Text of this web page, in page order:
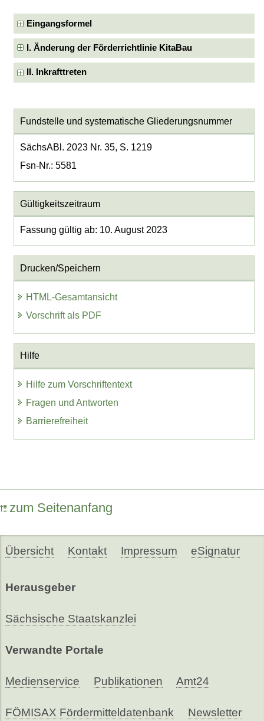
Eingangsformel
I. Änderung der Förderrichtlinie KitaBau
II. Inkrafttreten
Fundstelle und systematische Gliederungsnummer
SächsABl. 2023 Nr. 35, S. 1219
Fsn-Nr.: 5581
Gültigkeitszeitraum
Fassung gültig ab: 10. August 2023
Drucken/Speichern
HTML-Gesamtansicht
Vorschrift als PDF
Hilfe
Hilfe zum Vorschriftentext
Fragen und Antworten
Barrierefreiheit
zum Seitenanfang
Übersicht Kontakt Impressum eSignatur
Herausgeber
Sächsische Staatskanzlei
Verwandte Portale
Medienservice Publikationen Amt24
FÖMISAX Fördermitteldatenbank Newsletter